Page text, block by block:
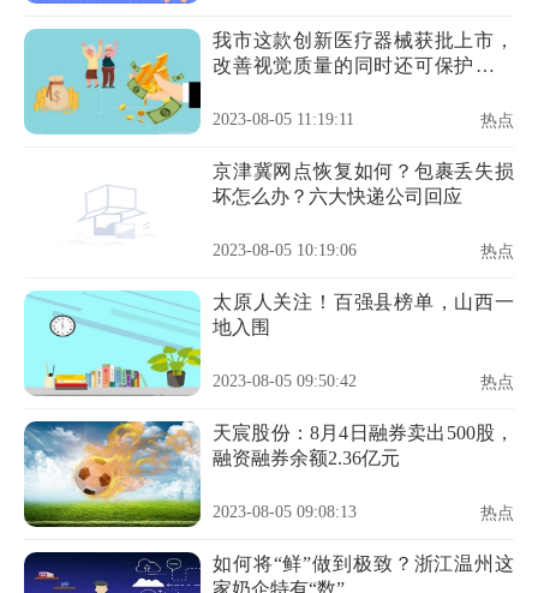
我市这款创新医疗器械获批上市，
改善视觉质量的同时还可保护角膜
2023-08-05 11:19:11 热点
京津冀网点恢复如何？包裹丢失损
坏怎么办？六大快递公司回应
2023-08-05 10:19:06 热点
太原人关注！百强县榜单，山西一
地入围
2023-08-05 09:50:42 热点
天宸股份：8月4日融券卖出500股，
融资融券余额2.36亿元
2023-08-05 09:08:13 热点
如何将“鲜”做到极致？浙江温州这
家奶企特有“数”